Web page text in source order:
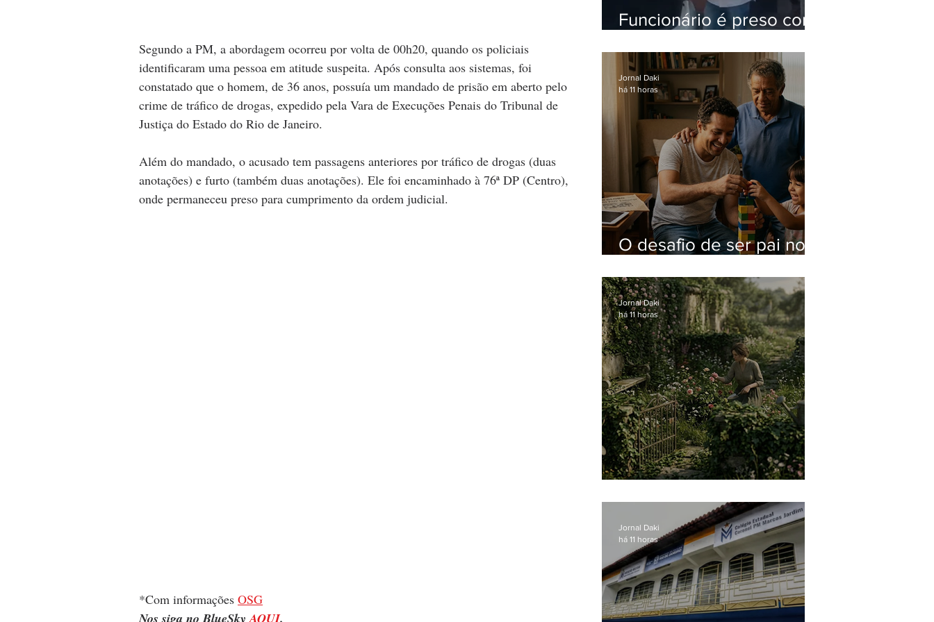
Segundo a PM, a abordagem ocorreu por volta de 00h20, quando os policiais
identificaram uma pessoa em atitude suspeita. Após consulta aos sistemas, foi
constatado que o homem, de 36 anos, possuía um mandado de prisão em aberto pelo
crime de tráfico de drogas, expedido pela Vara de Execuções Penais do Tribunal de
Justiça do Estado do Rio de Janeiro.
Além do mandado, o acusado tem passagens anteriores por tráfico de drogas (duas
anotações) e furto (também duas anotações). Ele foi encaminhado à 76ª DP (Centro),
onde permaneceu preso para cumprimento da ordem judicial.
*Com informações OSG
Nos siga no BlueSky AQUI.
Funcionário é preso com
do Hospital do Andaraí
O desafio de ser pai no
Jornal Daki
há 11 horas
Jornal Daki
há 11 horas
Jornal Daki
há 11 horas